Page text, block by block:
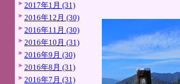
2017年1月 (31)
2016年12月 (30)
2016年11月 (30)
2016年10月 (31)
2016年9月 (30)
2016年8月 (31)
2016年7月 (31)